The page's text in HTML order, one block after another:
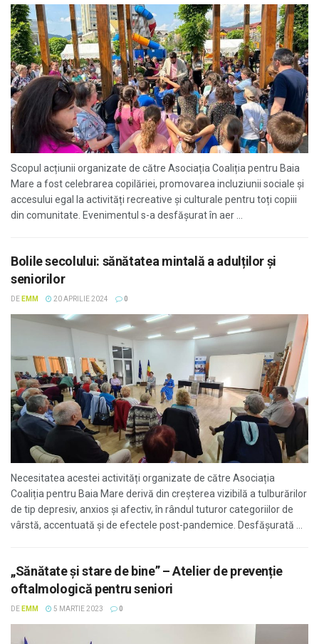
Scopul acțiunii organizate de către Asociația Coaliția pentru Baia
Mare a fost celebrarea copilăriei, promovarea incluziunii sociale și
accesului egal la activități recreative și culturale pentru toți copiii
din comunitate. Evenimentul s-a desfășurat în aer ...
Bolile secolului: sănătatea mintală a adulților și
seniorilor
DE EMM 20 APRILIE 2024 0
Necesitatea acestei activități organizate de către Asociația
Coaliția pentru Baia Mare derivă din creșterea vizibilă a tulburărilor
de tip depresiv, anxios și afectiv, în rândul tuturor categoriilor de
vârstă, accentuată și de efectele post-pandemice. Desfășurată ...
„Sănătate și stare de bine” – Atelier de prevenție
oftalmologică pentru seniori
DE EMM 5 MARTIE 2023 0